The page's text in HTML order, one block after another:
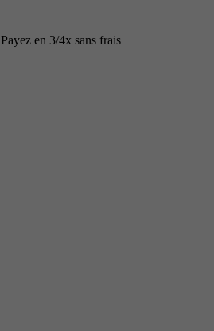
en 3/4x sans frais